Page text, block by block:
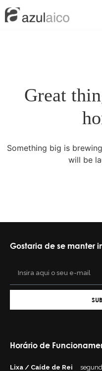
Great
Something big is
will be
Gostaria de se manter
Horário de
Lixa / Caíde de Rei